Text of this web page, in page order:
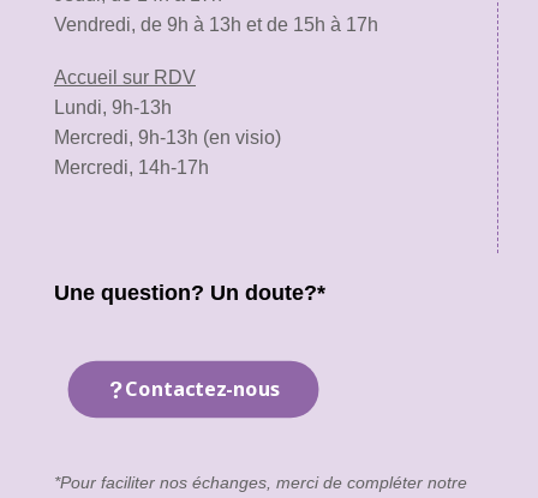
Vendredi, de 9h à 13h et de 15h à 17h
Accueil sur RDV
Lundi, 9h-13h
Mercredi, 9h-13h (en visio)
Mercredi, 14h-17h
Une question? Un doute?*
Contactez-nous
*Pour faciliter nos échanges, merci de compléter notre